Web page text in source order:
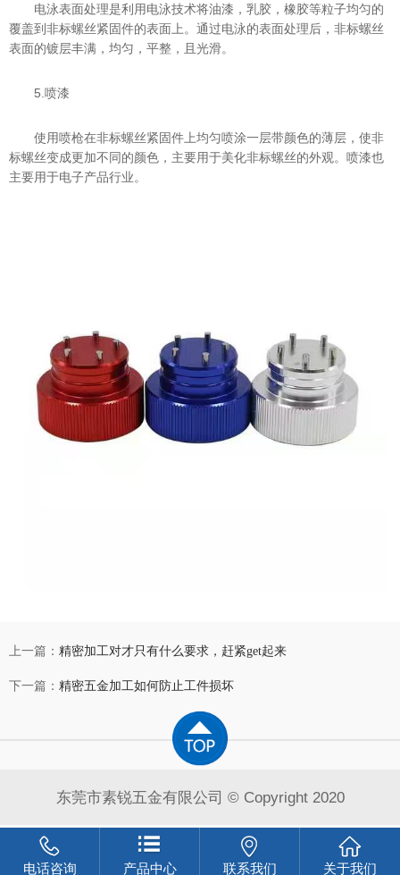
电泳表面处理是利用电泳技术将油漆，乳胶，橡胶等粒子均匀的
覆盖到非标螺丝紧固件的表面上。通过电泳的表面处理后，非标螺丝
表面的镀层丰满，均匀，平整，且光滑。
5.喷漆
使用喷枪在非标螺丝紧固件上均匀喷涂一层带颜色的薄层，使非
标螺丝变成更加不同的颜色，主要用于美化非标螺丝的外观。喷漆也
主要用于电子产品行业。
上一篇： 精密加工对才只有什么要求，赶紧get起来
下一篇： 精密五金加工如何防止工件损坏
东莞市素锐五金有限公司 © Copyright 2020
电话咨询 产品中心 联系我们 关于我们